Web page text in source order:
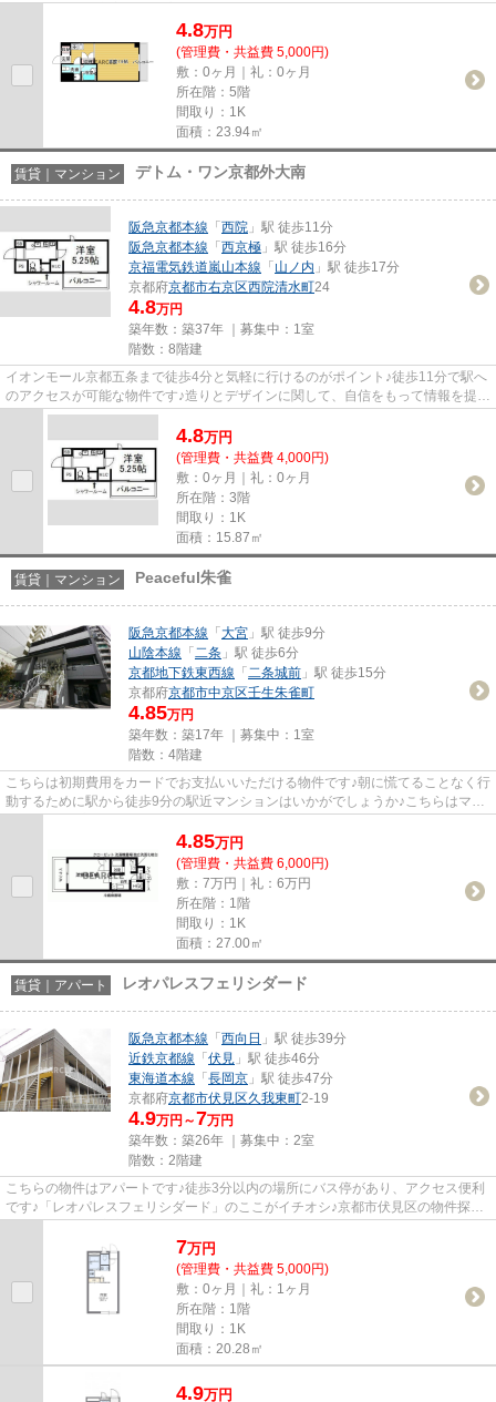
4.8万円
(管理費・共益費 5,000円)
敷：0ヶ月｜礼：0ヶ月
所在階：5階
間取り：1K
面積：23.94㎡
賃貸｜マンション デトム・ワン京都外大南
阪急京都本線 「 西院 」駅 徒歩11分
阪急京都本線 「 西京極 」駅 徒歩16分
京福電気鉄道嵐山本線 「 山ノ内 」駅 徒歩17分
京都府京都市右京区西院清水町24
4.8万円
築年数：築37年 ｜募集中： 1室
階数：8階建
イオンモール京都五条まで徒歩4分と気軽に行けるのがポイント♪徒歩11分で駅へ
のアクセスが可能な物件です♪造りとデザインに関して、自信をもって情報を提供
できるマンションです♪「デ...
4.8万円
(管理費・共益費 4,000円)
敷：0ヶ月｜礼：0ヶ月
所在階：3階
間取り：1K
面積：15.87㎡
賃貸｜マンション Peaceful朱雀
阪急京都本線 「 大宮 」駅 徒歩9分
山陰本線 「 二条 」駅 徒歩6分
京都地下鉄東西線 「 二条城前 」駅 徒歩15分
京都府京都市中京区壬生朱雀町
4.85万円
築年数：築17年 ｜募集中： 1室
階数：4階建
こちらは初期費用をカードでお支払いいただける物件です♪朝に慌てることなく行
動するために駅から徒歩9分の駅近マンションはいかがでしょうか♪こちらはマン
4.85万円
(管理費・共益費 6,000円)
敷：7万円｜礼：6万円
所在階：1階
間取り：1K
面積：27.00㎡
賃貸｜アパート レオパレスフェリシダード
阪急京都本線 「 西向日 」駅 徒歩39分
近鉄京都線 「 伏見 」駅 徒歩46分
東海道本線 「 長岡京 」駅 徒歩47分
京都府京都市伏見区久我東町2-19
4.9万円～7万円
築年数：築26年 ｜募集中： 2室
階数：2階建
こちらの物件はアパートです♪徒歩3分以内の場所にバス停があり、アクセス便利
です♪「レオパレスフェリシダード」のここがイチオシ♪京都市伏見区の物件探し
7万円
(管理費・共益費 5,000円)
敷：0ヶ月｜礼：1ヶ月
所在階：1階
間取り：1K
面積：20.28㎡
4.9万円